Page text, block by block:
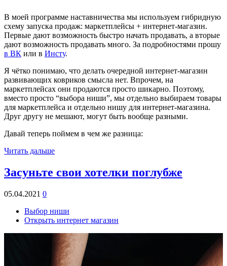
В моей программе наставничества мы используем гибридную
схему запуска продаж: маркетплейсы + интернет-магазин.
Первые дают возможность быстро начать продавать, а вторые
дают возможность продавать много. За подробностями прошу
в ВК или в Инсту.
Я чётко понимаю, что делать очередной интернет-магазин
развивающих ковриков смысла нет. Впрочем, на
маркетплейсах они продаются просто шикарно. Поэтому,
вместо просто “выбора ниши”, мы отдельно выбираем товары
для маркетплейса и отдельно нишу для интернет-магазина.
Друг другу не мешают, могут быть вообще разными.
Давай теперь поймем в чем же разница:
Читать дальше
Засуньте свои хотелки поглубже
05.04.2021 0
Выбор ниши
Открыть интернет магазин